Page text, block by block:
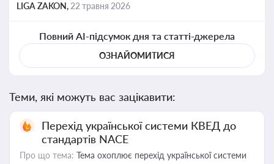
LIGA ZAKON, 22 травня 2026
Повний AI-підсумок дня та статті-джерела
ОЗНАЙОМИТИСЯ
Теми, які можуть вас зацікавити:
Перехід української системи КВЕД до
стандартів NACE
Про що тема: Тема охоплює перехід української системи